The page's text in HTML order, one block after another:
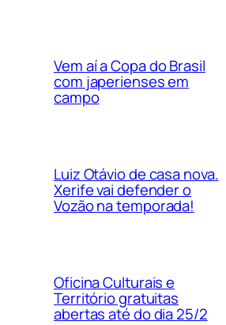
Vem aí a Copa do Brasil
com japerienses em
campo
Luiz Otávio de casa nova.
Xerife vai defender o
Vozão na temporada!
Oficina Culturais e
Território gratuitas
abertas até do dia 25/2